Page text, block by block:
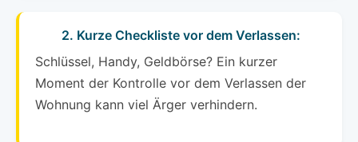
2. Kurze Checkliste vor dem Verlassen:
Schlüssel, Handy, Geldbörse? Ein kurzer
Moment der Kontrolle vor dem Verlassen der
Wohnung kann viel Ärger verhindern.